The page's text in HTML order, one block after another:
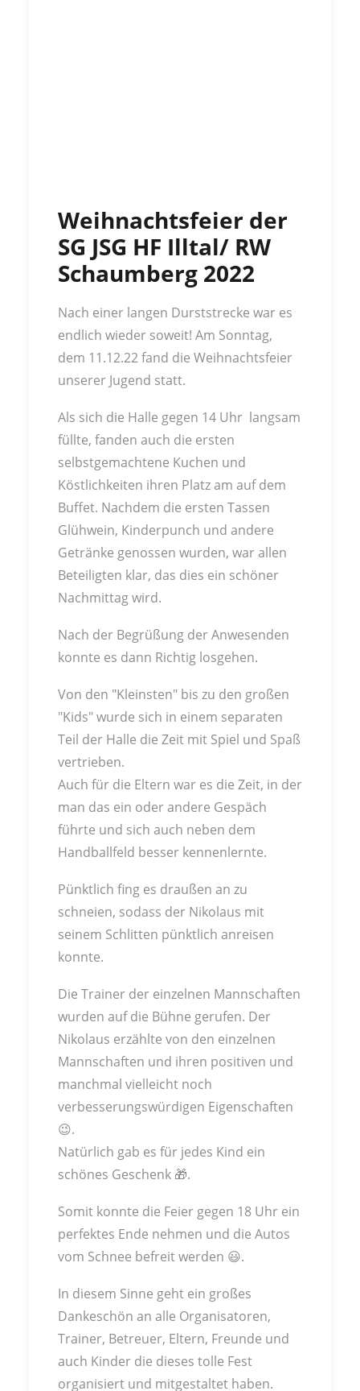
Weihnachtsfeier der
SG JSG HF Illtal/ RW
Schaumberg 2022
Nach einer langen Durststrecke war es
endlich wieder soweit! Am Sonntag,
dem 11.12.22 fand die Weihnachtsfeier
unserer Jugend statt.
Als sich die Halle gegen 14 Uhr langsam
füllte, fanden auch die ersten
selbstgemachtene Kuchen und
Köstlichkeiten ihren Platz am auf dem
Buffet. Nachdem die ersten Tassen
Glühwein, Kinderpunch und andere
Getränke genossen wurden, war allen
Beteiligten klar, das dies ein schöner
Nachmittag wird.
Nach der Begrüßung der Anwesenden
konnte es dann Richtig losgehen.
Von den "Kleinsten" bis zu den großen
"Kids" wurde sich in einem separaten
Teil der Halle die Zeit mit Spiel und Spaß
vertrieben.
Auch für die Eltern war es die Zeit, in der
man das ein oder andere Gespäch
führte und sich auch neben dem
Handballfeld besser kennenlernte.
Pünktlich fing es draußen an zu
schneien, sodass der Nikolaus mit
seinem Schlitten pünktlich anreisen
konnte.
Die Trainer der einzelnen Mannschaften
wurden auf die Bühne gerufen. Der
Nikolaus erzählte von den einzelnen
Mannschaften und ihren positiven und
manchmal vielleicht noch
verbesserungswürdigen Eigenschaften
😉.
Natürlich gab es für jedes Kind ein
schönes Geschenk 🎁.
Somit konnte die Feier gegen 18 Uhr ein
perfektes Ende nehmen und die Autos
vom Schnee befreit werden 😃.
In diesem Sinne geht ein großes
Dankeschön an alle Organisatoren,
Trainer, Betreuer, Eltern, Freunde und
auch Kinder die dieses tolle Fest
organisiert und mitgestaltet haben.